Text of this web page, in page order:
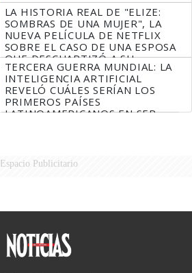
LA HISTORIA REAL DE "ELIZE:
SOMBRAS DE UNA MUJER", LA
NUEVA PELÍCULA DE NETFLIX
SOBRE EL CASO DE UNA ESPOSA
QUE DESCUARTIZÓ A SU
MARIDO
TERCERA GUERRA MUNDIAL: LA
INTELIGENCIA ARTIFICIAL
REVELÓ CUÁLES SERÍAN LOS
PRIMEROS PAÍSES
LATINOAMERICANOS EN SER
Espacio Publicitario